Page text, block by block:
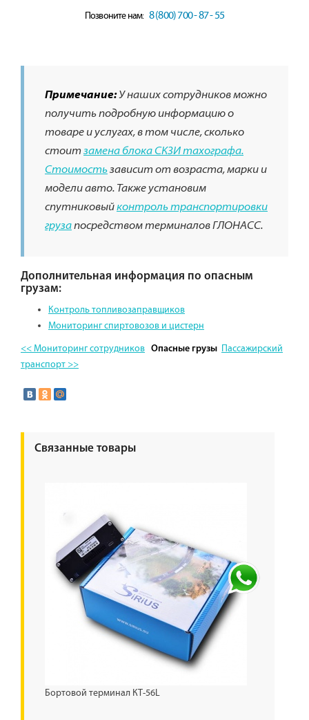
Позвоните нам: 8 (800) 700 - 87 - 55
Примечание:У наших сотрудников можно
получить подробную информацию о
товаре и услугах, в том числе, сколько
стоит замена блока СКЗИ тахографа.
Стоимостьзависит от возраста, марки и
модели авто. Также установим
спутниковыйконтроль транспортировки
грузапосредством терминалов ГЛОНАСС.
Дополнительная информация по опасным
грузам:
Контроль топливозаправщиков
Мониторинг спиртовозов и цистерн
<< Мониторинг сотрудников Опасные грузы Пассажирский
транспорт >>
Связанные товары
Бортовой терминал КТ-56L